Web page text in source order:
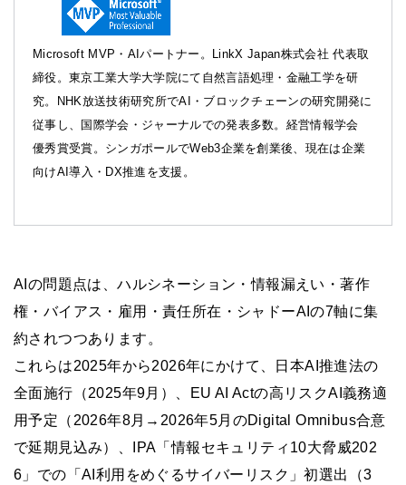
Microsoft MVP・AIパートナー。LinkX Japan株式会社 代表取
締役。東京工業大学大学院にて自然言語処理・金融工学を研
究。NHK放送技術研究所でAI・ブロックチェーンの研究開発に
従事し、国際学会・ジャーナルでの発表多数。経営情報学会
優秀賞受賞。シンガポールでWeb3企業を創業後、現在は企業
向けAI導入・DX推進を支援。
AIの問題点は、ハルシネーション・情報漏えい・著作
権・バイアス・雇用・責任所在・シャドーAIの7軸に集
約されつつあります。
これらは2025年から2026年にかけて、日本AI推進法の
全面施行（2025年9月）、EU AI Actの高リスクAI義務適
用予定（2026年8月→2026年5月のDigital Omnibus合意
で延期見込み）、IPA「情報セキュリティ10大脅威202
6」での「AI利用をめぐるサイバーリスク」初選出（3